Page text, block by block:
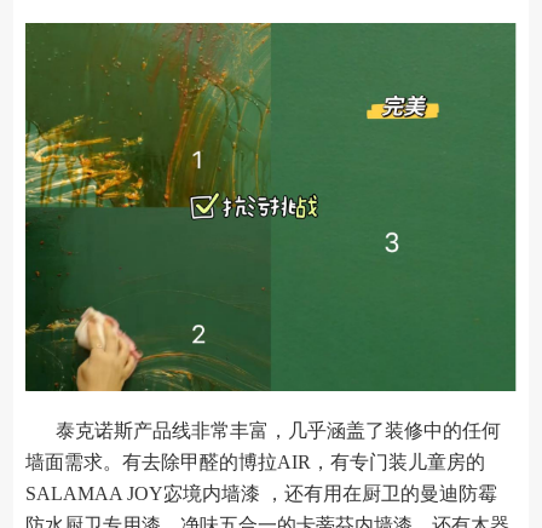
泰克诺斯产品线非常丰富，几乎涵盖了装修中的任何
墙面需求。有去除甲醛的博拉AIR，有专门装儿童房的
SALAMAA JOY宓境内墙漆 ，还有用在厨卫的曼迪防霉